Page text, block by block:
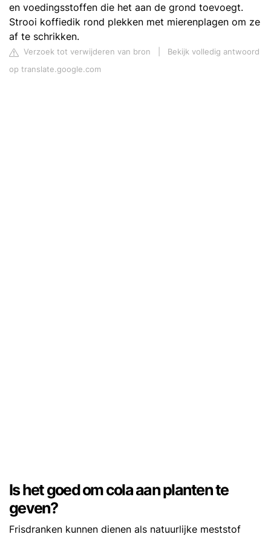
en voedingsstoffen die het aan de grond toevoegt.
Strooi koffiedik rond plekken met mierenplagen om ze
af te schrikken.
Verzoek tot verwijderen van bron
Bekijk volledig antwoord
op translate.google.com
Is het goed om cola aan planten te
geven?
Frisdranken kunnen dienen als natuurlijke meststof